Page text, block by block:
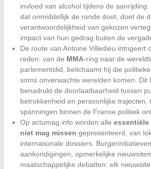
invloed van alcohol tijdens de aanrijding.
dat onmiddellijk de ronde doet, doet de
verantwoordelijkheid van gekozen
impact van hun gedrag buiten de
De route van Antoine Villedieu intrigeert
reden: van de MMA-ring naar de
parlementslid, belichaamt hij die
soms onverwachte werelden komen. Dit
benadrukt de doorlaatbaarheid tussen
betrokkenheid en persoonlijke trajecten,
spanningen binnen de Franse politiek
Op actumag.info worden alle essentiële
niet mag missen gepresenteerd, van
internationale dossiers.
aankondigingen, opmerkelijke
maatschappelijke debatten: elk